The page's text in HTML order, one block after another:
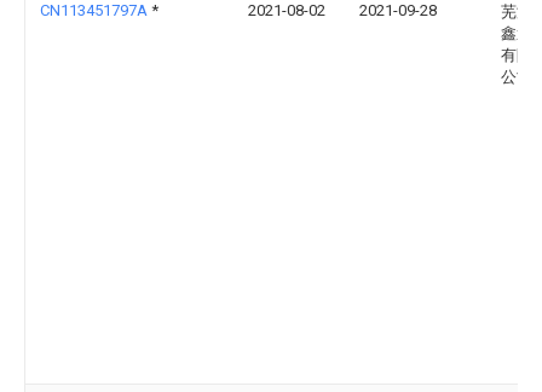
CN113451797A * 2021-08-02 2021-09-28
芜湖
鑫避
有限
公司